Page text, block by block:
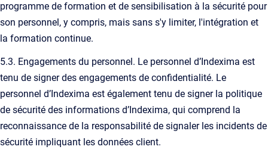
programme de formation et de sensibilisation à la sécurité pour
son personnel, y compris, mais sans s'y limiter, l'intégration et
la formation continue.
5.3. Engagements du personnel. Le personnel d’Indexima est
tenu de signer des engagements de confidentialité. Le
personnel d’Indexima est également tenu de signer la politique
de sécurité des informations d’Indexima, qui comprend la
reconnaissance de la responsabilité de signaler les incidents de
sécurité impliquant les données client.